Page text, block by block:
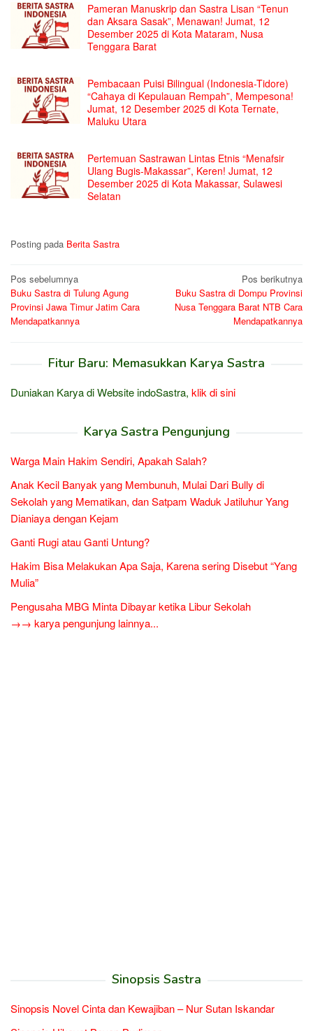
Pameran Manuskrip dan Sastra Lisan “Tenun
dan Aksara Sasak”, Menawan! Jumat, 12
Desember 2025 di Kota Mataram, Nusa
Tenggara Barat
Pembacaan Puisi Bilingual (Indonesia-Tidore)
“Cahaya di Kepulauan Rempah”, Mempesona!
Jumat, 12 Desember 2025 di Kota Ternate,
Maluku Utara
Pertemuan Sastrawan Lintas Etnis “Menafsir
Ulang Bugis-Makassar”, Keren! Jumat, 12
Desember 2025 di Kota Makassar, Sulawesi
Selatan
Posting pada Berita Sastra
Navigasi
pos
Pos sebelumnya
Buku Sastra di Tulung Agung
Provinsi Jawa Timur Jatim Cara
Mendapatkannya
Pos berikutnya
Buku Sastra di Dompu Provinsi
Nusa Tenggara Barat NTB Cara
Mendapatkannya
Fitur Baru: Memasukkan Karya Sastra
Duniakan Karya di Website indoSastra, klik di sini
Karya Sastra Pengunjung
Warga Main Hakim Sendiri, Apakah Salah?
Anak Kecil Banyak yang Membunuh, Mulai Dari Bully di
Sekolah yang Mematikan, dan Satpam Waduk Jatiluhur Yang
Dianiaya dengan Kejam
Ganti Rugi atau Ganti Untung?
Hakim Bisa Melakukan Apa Saja, Karena sering Disebut “Yang
Mulia”
Pengusaha MBG Minta Dibayar ketika Libur Sekolah
→→ karya pengunjung lainnya...
Sinopsis Sastra
Sinopsis Novel Cinta dan Kewajiban – Nur Sutan Iskandar